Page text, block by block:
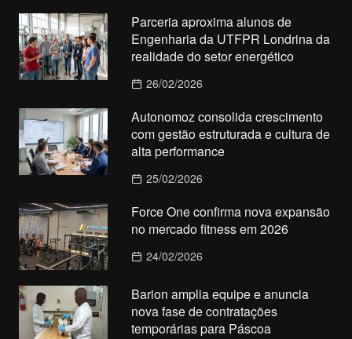
Parceria aproxima alunos de
Engenharia da UTFPR Londrina da
realidade do setor energético
26/02/2026
Autonomoz consolida crescimento
com gestão estruturada e cultura de
alta performance
25/02/2026
Force One confirma nova expansão
no mercado fitness em 2026
24/02/2026
Barion amplia equipe e anuncia
nova fase de contratações
temporárias para Páscoa